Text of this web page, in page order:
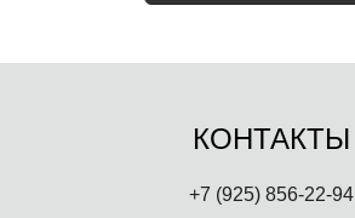
КОНТАКТЫ
+7 (925) 856-22-94